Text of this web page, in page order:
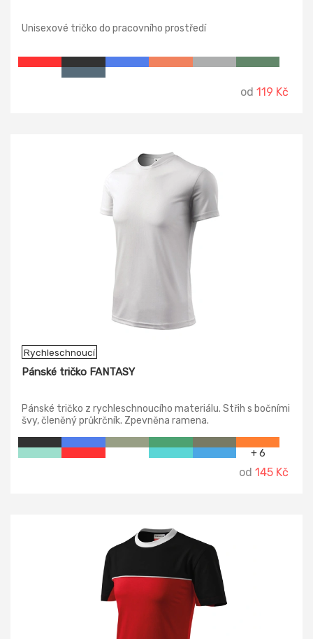
Unisexové tričko do pracovního prostředí
od 119 Kč
Rychleschnoucí
Pánské tričko FANTASY
Pánské tričko z rychleschnoucího materiálu. Střih s bočními
švy, členěný průkrčník. Zpevněna ramena.
+ 6
od 145 Kč